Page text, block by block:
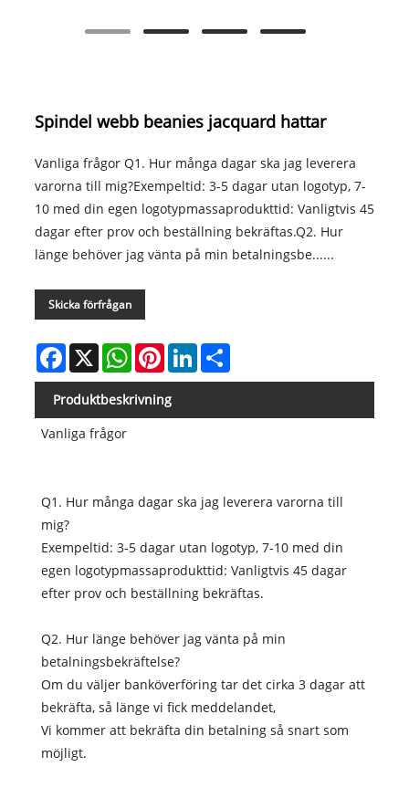
Spindel webb beanies jacquard hattar
Vanliga frågor Q1. Hur många dagar ska jag leverera
varorna till mig?Exempeltid: 3-5 dagar utan logotyp, 7-
10 med din egen logotypmassaprodukttid: Vanligtvis 45
dagar efter prov och beställning bekräftas.Q2. Hur
länge behöver jag vänta på min betalningsbe......
Skicka förfrågan
Facebook
X WhatsAppPinterestLinkedInShare
Produktbeskrivning
Vanliga frågor
Q1. Hur många dagar ska jag leverera varorna till
mig?
Exempeltid: 3-5 dagar utan logotyp, 7-10 med din
egen logotypmassaprodukttid: Vanligtvis 45 dagar
efter prov och beställning bekräftas.
Q2. Hur länge behöver jag vänta på min
betalningsbekräftelse?
Om du väljer banköverföring tar det cirka 3 dagar att
bekräfta, så länge vi fick meddelandet,
Vi kommer att bekräfta din betalning så snart som
möjligt.